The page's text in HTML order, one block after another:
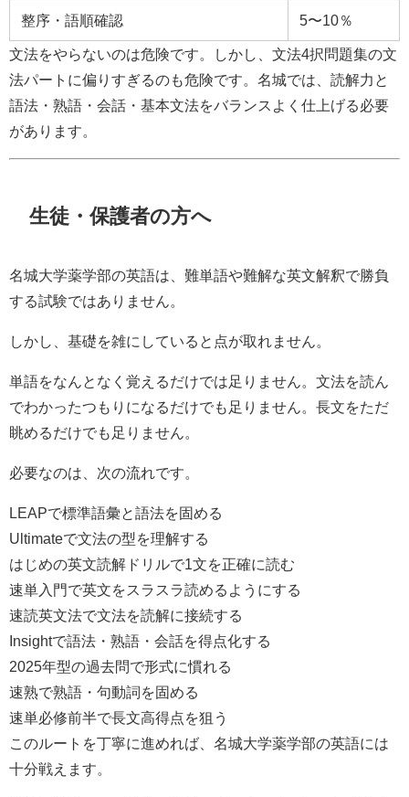
整序・語順確認 5〜10％
文法をやらないのは危険です。しかし、文法4択問題集の文
法パートに偏りすぎるのも危険です。名城では、読解力と
語法・熟語・会話・基本文法をバランスよく仕上げる必要
があります。
生徒・保護者の方へ
名城大学薬学部の英語は、難単語や難解な英文解釈で勝負
する試験ではありません。
しかし、基礎を雑にしていると点が取れません。
単語をなんとなく覚えるだけでは足りません。文法を読ん
でわかったつもりになるだけでも足りません。長文をただ
眺めるだけでも足りません。
必要なのは、次の流れです。
LEAPで標準語彙と語法を固める
Ultimateで文法の型を理解する
はじめの英文読解ドリルで1文を正確に読む
速単入門で英文をスラスラ読めるようにする
速読英文法で文法を読解に接続する
Insightで語法・熟語・会話を得点化する
2025年型の過去問で形式に慣れる
速熟で熟語・句動詞を固める
速単必修前半で長文高得点を狙う
このルートを丁寧に進めれば、名城大学薬学部の英語には
十分戦えます。